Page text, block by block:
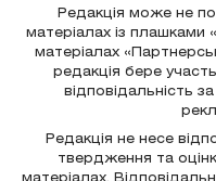
Редакція може не
матеріалах із плашками
матеріалах
редакція бере
відповідальність
Редакція не несе
твердження та
матеріалах.